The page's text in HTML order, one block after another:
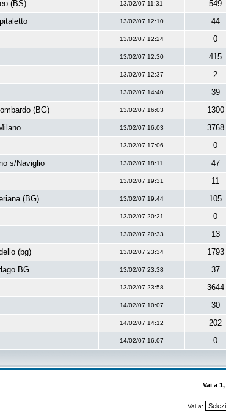
(BS) 13/02/07 11:31
549
13/02/07 12:10
44
13/02/07 12:24
0
13/02/07 12:30
415
13/02/07 12:37
2
13/02/07 14:40
39
(BG) 13/02/07 16:03
1300
13/02/07 16:03
3768
13/02/07 17:06
0
s/Naviglio 13/02/07 18:11
47
13/02/07 19:31
11
(BG) 13/02/07 19:44
105
13/02/07 20:21
0
13/02/07 20:33
13
(bg) 13/02/07 23:34
1793
BG 13/02/07 23:38
37
13/02/07 23:58
3644
14/02/07 10:07
30
14/02/07 14:12
202
14/02/07 16:07 0
Vai a 1,
Vai a: